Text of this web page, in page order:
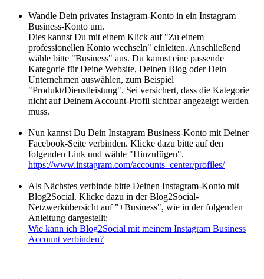
Wandle Dein privates Instagram-Konto in ein Instagram
Business-Konto um.
Dies kannst Du mit einem Klick auf "Zu einem
professionellen Konto wechseln" einleiten. Anschließend
wähle bitte "Business" aus. Du kannst eine passende
Kategorie für Deine Website, Deinen Blog oder Dein
Unternehmen auswählen, zum Beispiel
"Produkt/Dienstleistung". Sei versichert, dass die Kategorie
nicht auf Deinem Account-Profil sichtbar angezeigt werden
muss.
Nun kannst Du Dein Instagram Business-Konto mit Deiner
Facebook-Seite verbinden. Klicke dazu bitte auf den
folgenden Link und wähle "Hinzufügen".
https://www.instagram.com/accounts_center/profiles/
Als Nächstes verbinde bitte Deinen Instagram-Konto mit
Blog2Social. Klicke dazu in der Blog2Social-
Netzwerkübersicht auf "+Business", wie in der folgenden
Anleitung dargestellt:
Wie kann ich Blog2Social mit meinem Instagram Business
Account verbinden?